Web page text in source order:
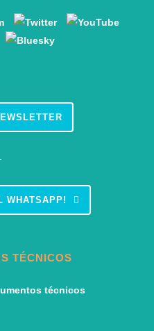
WHATSAPP!
TÉCNICOS
técnicos